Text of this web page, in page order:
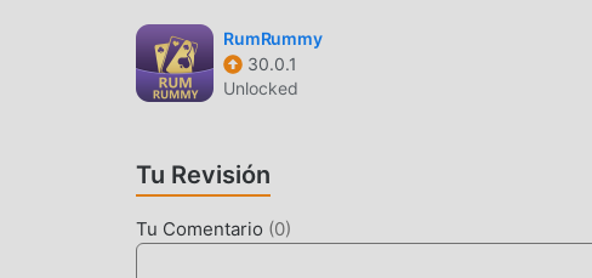
Al igual que los juegos tradicionales de card , Skip-
personajes de alta calidad hacen que Skip-Bo
tradicionales de card , Skip-Bo 1.10.7398 ha
móviles apk con excelente adaptabilidad, lo que
RumRummy
30.0.1
Unlocked
Tu Revisión
Tu Comentario (0)